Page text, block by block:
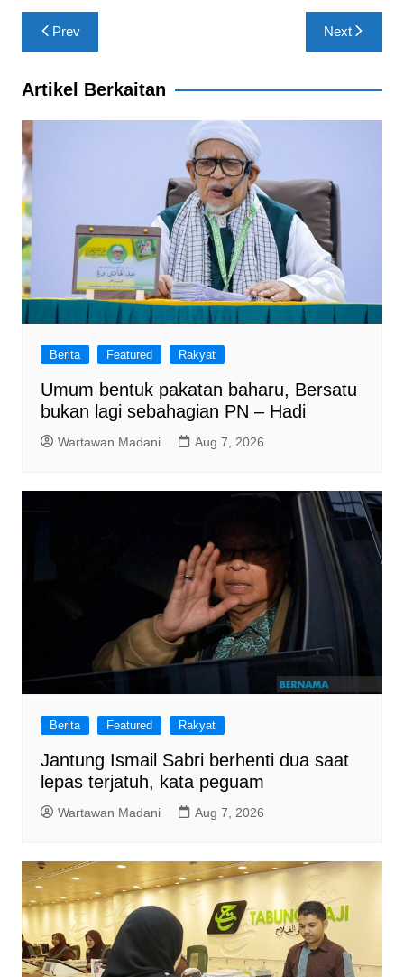
b
o
o
k
A
p
p
Post
navigation
Prev Next
Artikel Berkaitan
Berita Featured Rakyat
Umum bentuk pakatan baharu, Bersatu
bukan lagi sebahagian PN – Hadi
Wartawan Madani Aug 7, 2026
Berita Featured Rakyat
Jantung Ismail Sabri berhenti dua saat
lepas terjatuh, kata peguam
Wartawan Madani Aug 7, 2026